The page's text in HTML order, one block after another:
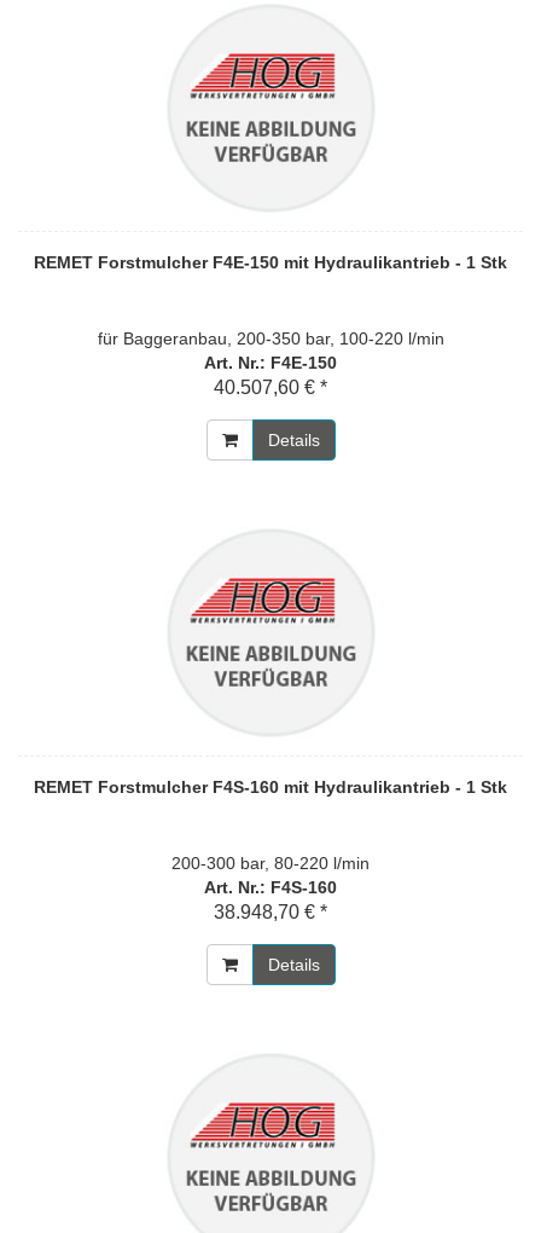
REMET Forstmulcher F4E-150 mit Hydraulikantrieb - 1 Stk
für Baggeranbau, 200-350 bar, 100-220 l/min
Art. Nr.: F4E-150
40.507,60 € *
Details
REMET Forstmulcher F4S-160 mit Hydraulikantrieb - 1 Stk
200-300 bar, 80-220 l/min
Art. Nr.: F4S-160
38.948,70 € *
Details